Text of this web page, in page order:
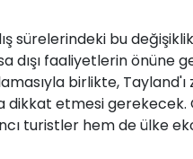
sürelerindeki bu
dışı faaliyetlerin önüne
birlikte,
dikkat etmesi gerekecek.
turistler hem de ülke